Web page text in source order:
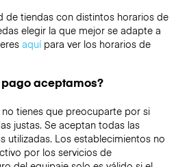
de tiendas con distintos horarios de
elegir la que mejor se adapte a
aquípara ver los horarios de
aceptamos?
tienes que preocuparte por si
justas. Se aceptan todas las
utilizadas. Los establecimientos no
por los servicios de